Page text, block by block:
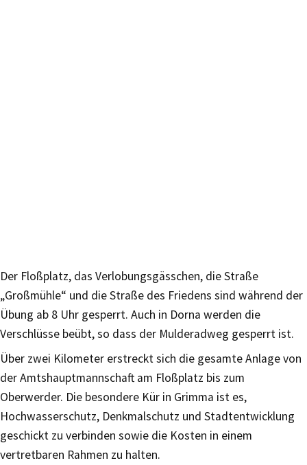
Der Floßplatz, das Verlobungsgässchen, die Straße
„Großmühle“ und die Straße des Friedens sind während der
Übung ab 8 Uhr gesperrt. Auch in Dorna werden die
Verschlüsse beübt, so dass der Mulderadweg gesperrt ist.
Über zwei Kilometer erstreckt sich die gesamte Anlage von
der Amtshauptmannschaft am Floßplatz bis zum
Oberwerder. Die besondere Kür in Grimma ist es,
Hochwasserschutz, Denkmalschutz und Stadtentwicklung
geschickt zu verbinden sowie die Kosten in einem
vertretbaren Rahmen zu halten.